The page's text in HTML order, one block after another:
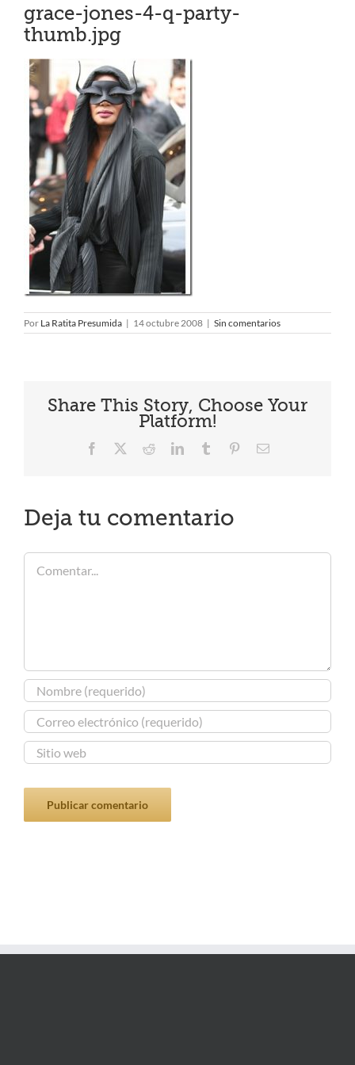
grace-jones-4-q-party-
thumb.jpg
Por La Ratita Presumida | 14 octubre 2008 | Sin comentarios
Share This Story, Choose Your
Platform!
Facebook RedditLinkedInTumblr PinterestCorreo
Deja tu comentario
Comentar